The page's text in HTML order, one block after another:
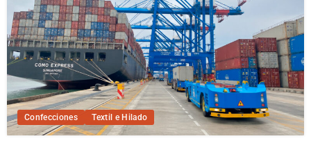
Confecciones Textil e Hilado